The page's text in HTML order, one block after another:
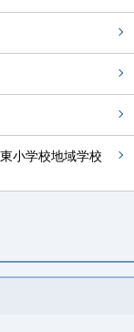
小学校地域学校